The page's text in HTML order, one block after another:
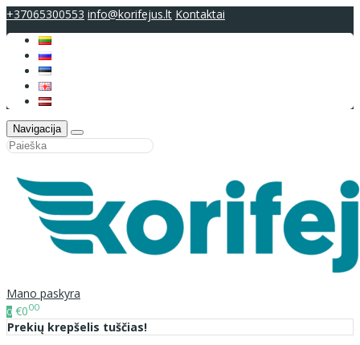
+37065300553 info@korifejus.lt Kontaktai
Navigacija
Mano paskyra
0 €000
Prekių krepšelis tuščias!